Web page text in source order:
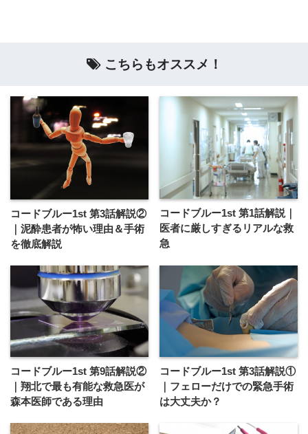
こちらもオススメ！
コードブルー1st 第3話解説②
｜泥酔患者が怖い理由＆手術
を徹底解説
コードブルー1st 第1話解説｜
医者に厳しすぎるリアルな救
急
コードブルー1st 第9話解説②
｜翔北で最も有能な救急医が
森本医師である理由
コードブルー1st 第3話解説①
｜フェローだけでの緊急手術
は大丈夫か？